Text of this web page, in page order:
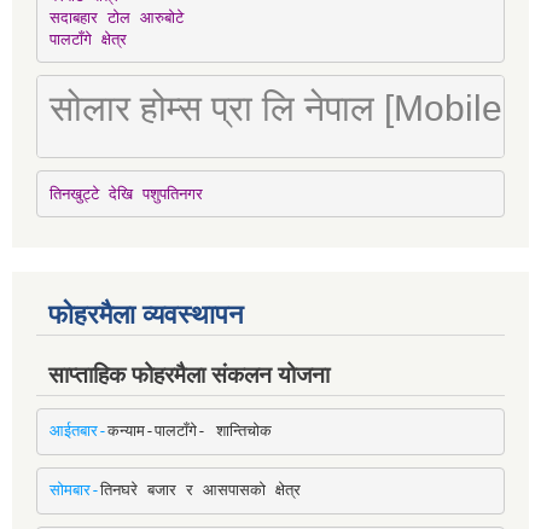
सदाबहार टोल आरुबोटे
पालटाँगे क्षेत्र
सोलार होम्स प्रा लि नेपाल [Mobile
तिनखुट्टे देखि पशुपतिनगर
फोहरमैला व्यवस्थापन
साप्ताहिक फोहरमैला संकलन योजना
आईतबार-कन्याम-पालटाँगे- शान्तिचोक
सोमबार-तिनघरे बजार र आसपासको क्षेत्र